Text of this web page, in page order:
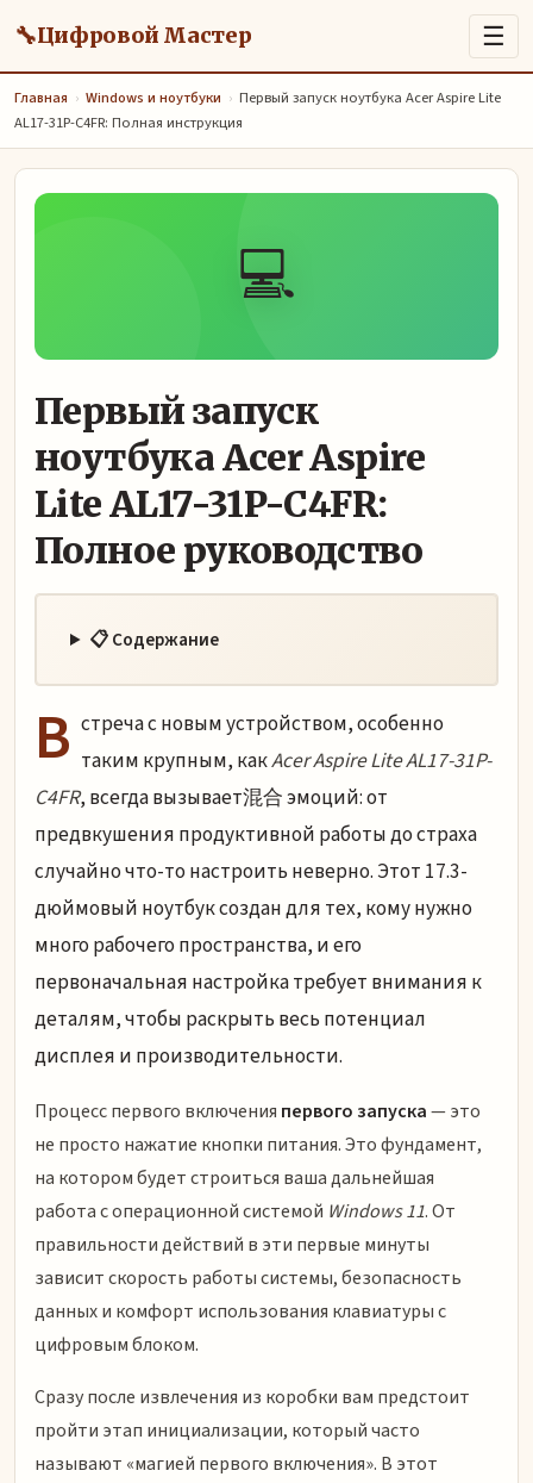
🔧Цифровой Мастер ☰
Главная › Windows и ноутбуки › Первый запуск ноутбука Acer Aspire Lite
AL17-31P-C4FR: Полная инструкция
💻
Первый запуск
ноутбука Acer Aspire
Lite AL17-31P-C4FR:
Полное руководство
📋 Содержание
В стреча с новым устройством, особенно
таким крупным, какAcer Aspire Lite AL17-31P-
C4FR, всегда вызывает混合 эмоций: от
предвкушения продуктивной работы до страха
случайно что-то настроить неверно. Этот 17.3-
дюймовый ноутбук создан для тех, кому нужно
много рабочего пространства, и его
первоначальная настройка требует внимания к
деталям, чтобы раскрыть весь потенциал
дисплея и производительности.
Процесс первого включения первого запуска— это
не просто нажатие кнопки питания. Это фундамент,
на котором будет строиться ваша дальнейшая
работа с операционной системой Windows 11. От
правильности действий в эти первые минуты
зависит скорость работы системы, безопасность
данных и комфорт использования клавиатуры с
цифровым блоком.
Сразу после извлечения из коробки вам предстоит
пройти этап инициализации, который часто
называют «магией первого включения». В этот